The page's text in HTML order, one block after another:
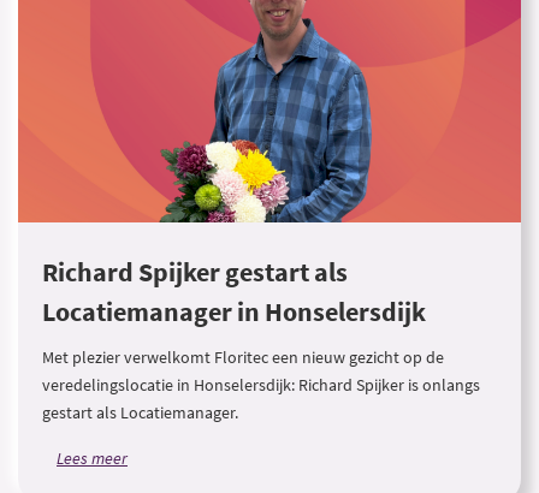
Richard Spijker gestart als
Locatiemanager in Honselersdijk
Met plezier verwelkomt Floritec een nieuw gezicht op de
veredelingslocatie in Honselersdijk: Richard Spijker is onlangs
gestart als Locatiemanager.
Lees meer